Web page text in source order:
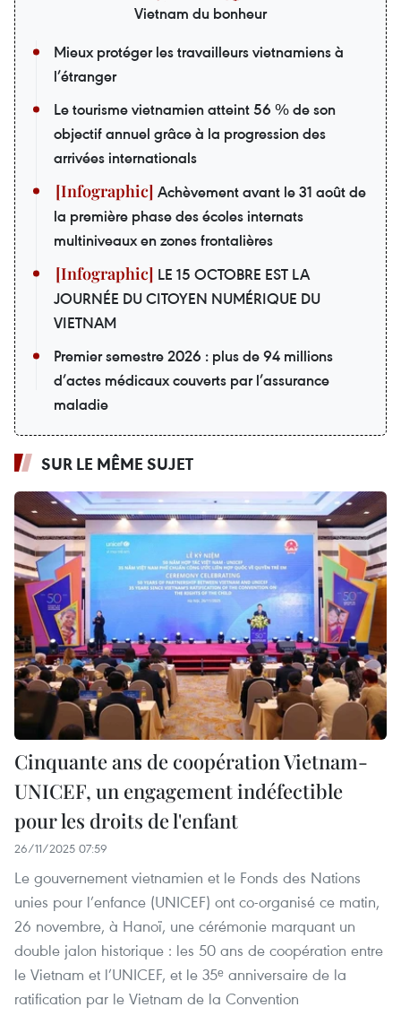
Vietnam du bonheur
Mieux protéger les travailleurs vietnamiens à
l’étranger
Le tourisme vietnamien atteint 56 % de son
objectif annuel grâce à la progression des
arrivées internationals
Achèvement avant le 31 août de
la première phase des écoles internats
multiniveaux en zones frontalières
LE 15 OCTOBRE EST LA
JOURNÉE DU CITOYEN NUMÉRIQUE DU
VIETNAM
Premier semestre 2026 : plus de 94 millions
d’actes médicaux couverts par l’assurance
maladie
SUR LE MÊME SUJET
Cinquante ans de coopération Vietnam-
UNICEF, un engagement indéfectible
pour les droits de l'enfant
26/11/2025 07:59
Le gouvernement vietnamien et le Fonds des Nations
unies pour l’enfance (UNICEF) ont co-organisé ce matin,
26 novembre, à Hanoï, une cérémonie marquant un
double jalon historique : les 50 ans de coopération entre
le Vietnam et l’UNICEF, et le 35ᵉ anniversaire de la
ratification par le Vietnam de la Convention